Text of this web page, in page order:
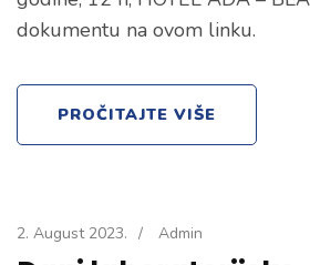
dokumentu na ovom linku.
PROČITAJTE VIŠE
2. August 2023. / Admin